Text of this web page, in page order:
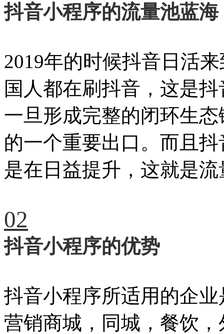
抖音小程序的流量池蓝海
2019年的时候抖音日活
国人都在刷抖音，这是
一旦形成完整的闭环生
的一个重要出口。而且
是在日益提升，这就是
02
抖音小程序的优势
抖音小程序所适用的企
营销商城，同城，餐饮